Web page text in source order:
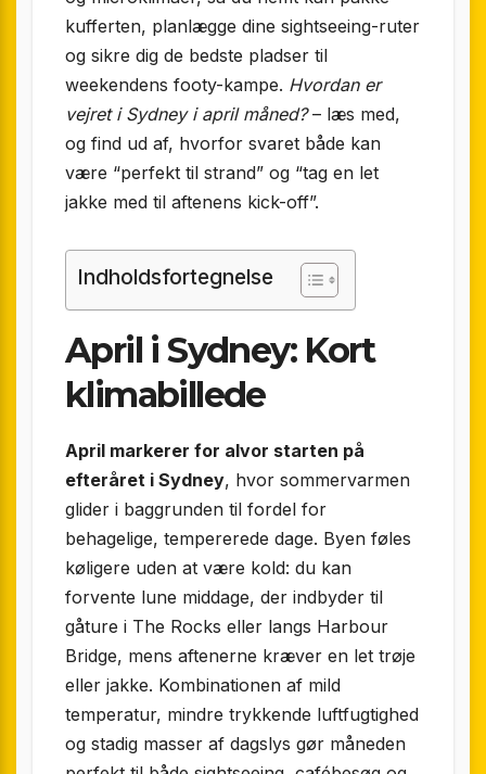
kufferten, planlægge dine sightseeing-ruter
og sikre dig de bedste pladser til
weekendens footy-kampe. Hvordan er
vejret i Sydney i april måned?– læs med,
og find ud af, hvorfor svaret både kan
være “perfekt til strand” og “tag en let
jakke med til aftenens kick-off”.
Indholdsfortegnelse
April i Sydney: Kort
klimabillede
April markerer for alvor starten på
efteråret i Sydney, hvor sommervarmen
glider i baggrunden til fordel for
behagelige, tempererede dage. Byen føles
køligere uden at være kold: du kan
forvente lune middage, der indbyder til
gåture i The Rocks eller langs Harbour
Bridge, mens aftenerne kræver en let trøje
eller jakke. Kombinationen af mild
temperatur, mindre trykkende luftfugtighed
og stadig masser af dagslys gør måneden